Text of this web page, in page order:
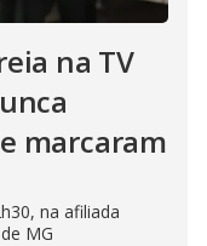
na TV
marcaram
na afiliada
MG